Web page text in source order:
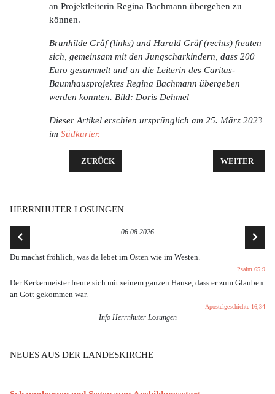
an Projektleiterin Regina Bachmann übergeben zu
können.
Brunhilde Gräf (links) und Harald Gräf (rechts) freuten
sich, gemeinsam mit den Jungscharkindern, dass 200
Euro gesammelt und an die Leiterin des Caritas-
Baumhausprojektes Regina Bachmann übergeben
werden konnten. Bild: Doris Dehmel
Dieser Artikel erschien ursprünglich am 25. März 2023
im Südkurier.
VORHERIGER BEITRAG:
ZURÜCK NÄCHSTER
WEITER
HERRNHUTER LOSUNGEN
06.08.2026
Du machst fröhlich, was da lebet im Osten wie im Westen.
Psalm 65,9
Der Kerkermeister freute sich mit seinem ganzen Hause, dass er zum Glauben
an Gott gekommen war.
Apostelgeschichte 16,34
Info Herrnhuter Losungen
NEUES AUS DER LANDESKIRCHE